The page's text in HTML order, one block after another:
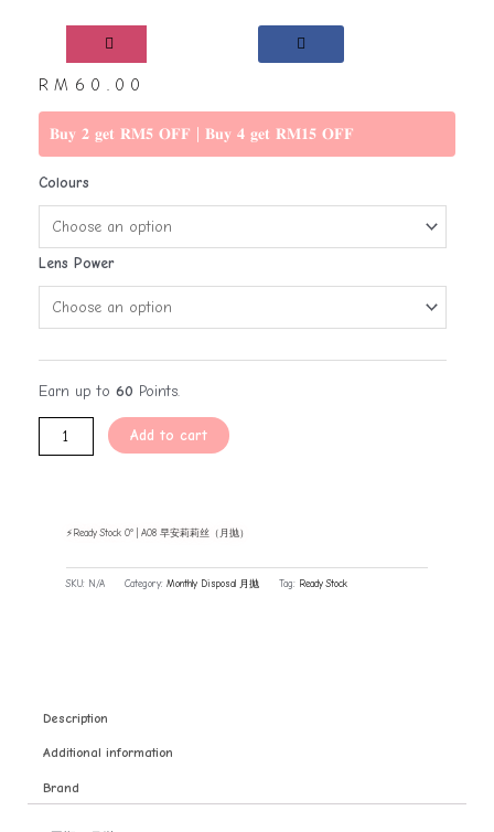
RM 60.00
𝐁𝐮𝐲 𝟐 𝐠𝐞𝐭 𝐑𝐌𝟓 𝐎𝐅𝐅 | 𝐁𝐮𝐲 𝟒 𝐠𝐞𝐭 𝐑𝐌𝟏𝟓 𝐎𝐅𝐅
Colours
Lens Power
Earn up to 60 Points.
Add to cart
⚡Ready Stock 0° | A08 早安莉莉丝（月抛）
SKU: N/A Category: Monthly Disposal 月抛 Tag: Ready Stock
Description
Additional information
Brand